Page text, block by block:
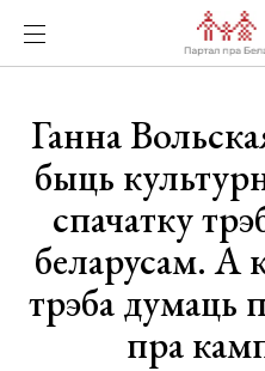
Ганна
быць
спачатку
беларусам. А
трэба думаць
пра